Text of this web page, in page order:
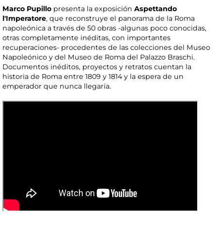
Marco Pupillo presenta la exposición Aspettando
l'Imperatore, que reconstruye el panorama de la Roma
napoleónica a través de 50 obras -algunas poco conocidas,
otras completamente inéditas, con importantes
recuperaciones- procedentes de las colecciones del Museo
Napoleónico y del Museo de Roma del Palazzo Braschi.
Documentos inéditos, proyectos y retratos cuentan la
historia de Roma entre 1809 y 1814 y la espera de un
emperador que nunca llegaría.